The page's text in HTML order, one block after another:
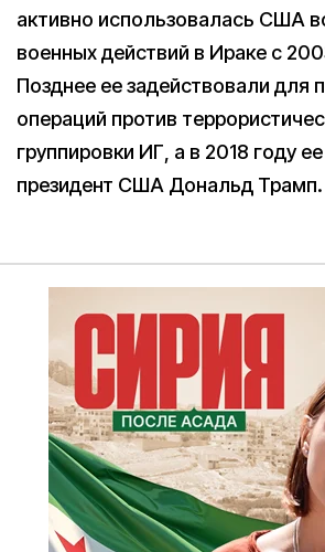
активно использовалась США
военных действий в Ираке с
Позднее ее задействовали для
операций против
группировки ИГ, а в 2018 году
президент США Дональд Трамп.